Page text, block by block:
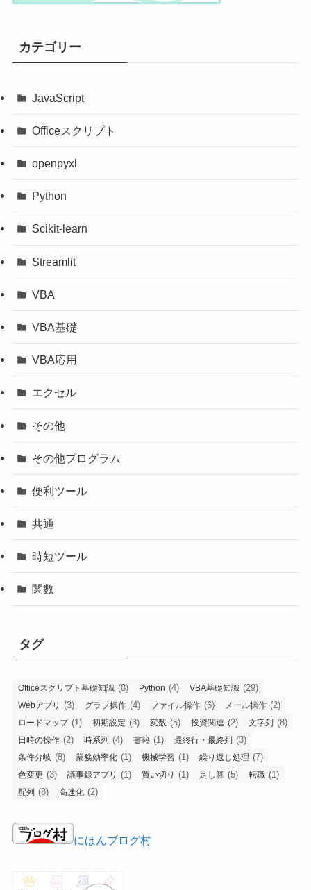
カテゴリー
JavaScript
Officeスクリプト
openpyxl
Python
Scikit-learn
Streamlit
VBA
VBA基礎
VBA応用
エクセル
その他
その他プログラム
便利ツール
共通
時短ツール
関数
タグ
Officeスクリプト基礎知識 (8) Python (4) VBA基礎知識 (29)
Webアプリ (3) グラフ操作 (4) ファイル操作 (6) メール操作 (2)
ロードマップ(1) 初期設定 (3) 変数 (5) 投資関連 (2) 文字列 (8)
日時の操作 (2) 時系列 (4) 書籍 (1) 最終行・最終列 (3)
条件分岐 (8) 業務効率化 (1) 機械学習 (1) 繰り返し処理 (7)
色変更 (3) 議事録アプリ (1) 買い切り (1) 足し算 (5) 転職 (1)
配列 (8) 高速化 (2)
にほんブログ村